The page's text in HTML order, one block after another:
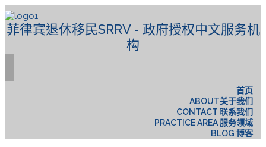
菲律宾退休移民SRRV - 政府授权中文服务机
构
首页
ABOUT关于我们
CONTACT 联系我们
PRACTICE AREA 服务领域
BLOG 博客